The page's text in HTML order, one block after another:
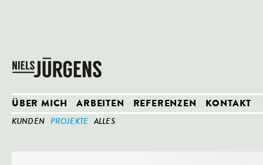
ÜBER MICH ARBEITEN REFERENZEN KONTAKT
KUNDEN PROJEKTE ALLES